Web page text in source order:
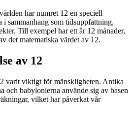
har numret 12 en speciell
i sammanhang som tidsuppfattning,
Till exempel har ett år 12 månader,
det matematiska värdet av 12.
av 12
varit viktigt för mänskligheten. Antika
och babylonierna använde sig av basen
vilket har påverkat vår